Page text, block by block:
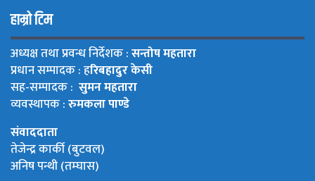
हाम्रो टिम
अध्यक्ष तथा प्रवन्ध निर्देशक :सन्तोष महतारा
प्रधान सम्पादक : हरिबहादुर केसी
सह-सम्पादक : सुमन महतारा
व्यवस्थापक :रुमकला पाण्डे
संवाददाता
तेजेन्द्र कार्की (बुटवल)
अनिष पन्थी (तम्घास)